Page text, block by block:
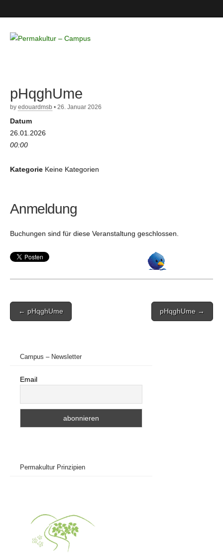
– Campus
pHqghUme
by edouardmsb • 26. Januar 2026
Datum
26.01.2026
00:00
Kategorie Keine Kategorien
Anmeldung
Buchungen sind für diese Veranstaltung geschlossen.
Post
navigation
← pHqghUme pHqghUme →
Campus – Newsletter
Email
Permakultur Prinzipien